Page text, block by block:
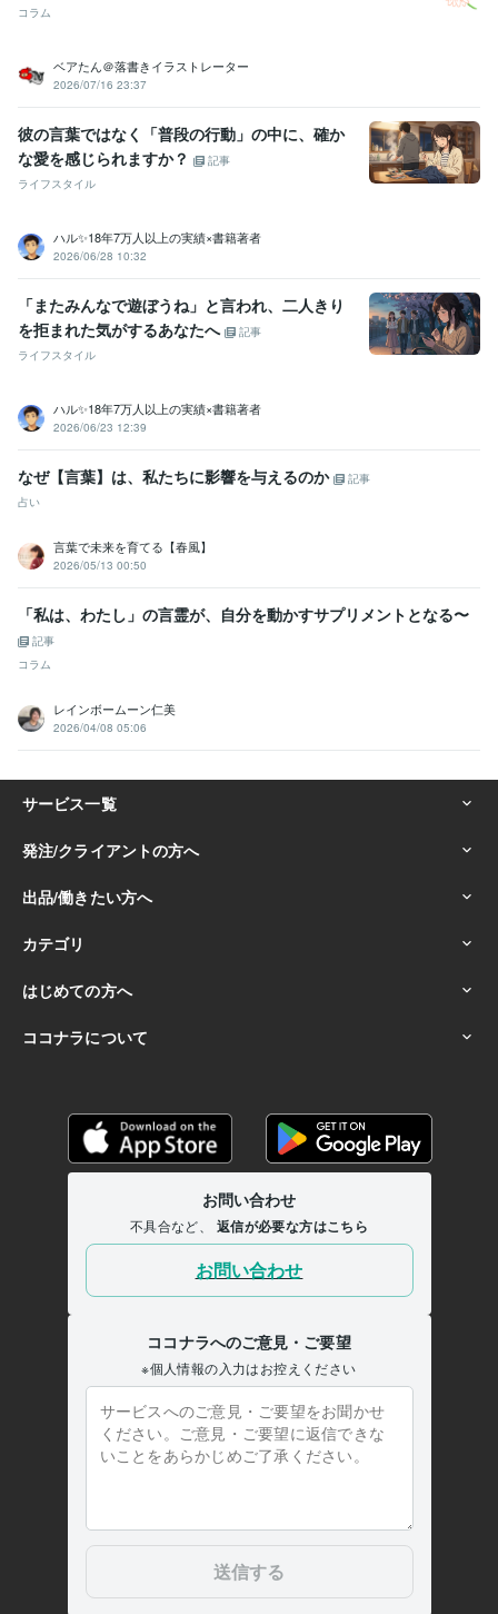
コラム
ベアたん＠落書きイラストレーター
2026/07/16 23:37
彼の言葉ではなく「普段の行動」の中に、確か
な愛を感じられますか？
記事
ライフスタイル
ハル✨18年7万人以上の実績×書籍著者
2026/06/28 10:32
「またみんなで遊ぼうね」と言われ、二人きり
を拒まれた気がするあなたへ
記事
ライフスタイル
ハル✨18年7万人以上の実績×書籍著者
2026/06/23 12:39
なぜ【言葉】は、私たちに影響を与えるのか
記事
占い
言葉で未来を育てる【春風】
2026/05/13 00:50
「私は、わたし」の言霊が、自分を動かすサプリメントとなる〜
記事
コラム
レインボームーン仁美
2026/04/08 05:06